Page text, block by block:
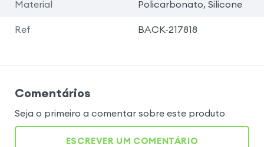
Material Policarbonato, Silicone
Ref BACK-217818
Comentários
Seja o primeiro a comentar sobre este produto
ESCREVER UM COMENTÁRIO